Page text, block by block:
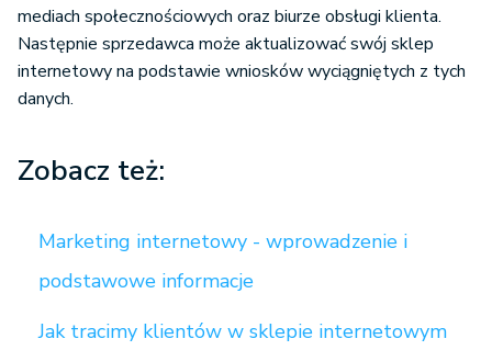
mediach społecznościowych oraz biurze obsługi klienta.
Następnie sprzedawca może aktualizować swój sklep
internetowy na podstawie wniosków wyciągniętych z tych
danych.
Zobacz też:
Marketing internetowy - wprowadzenie i
podstawowe informacje
Jak tracimy klientów w sklepie internetowym